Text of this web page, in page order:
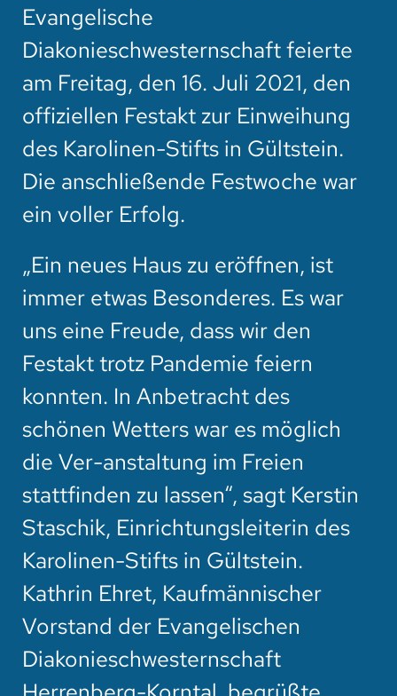
Evangelische
Diakonieschwesternschaft feierte
am Freitag, den 16. Juli 2021, den
offiziellen Festakt zur Einweihung
des Karolinen-Stifts in Gültstein.
Die anschließende Festwoche war
ein voller Erfolg.
„Ein neues Haus zu eröffnen, ist
immer etwas Besonderes. Es war
uns eine Freude, dass wir den
Festakt trotz Pandemie feiern
konnten. In Anbetracht des
schönen Wetters war es möglich
die Ver-anstaltung im Freien
stattfinden zu lassen“, sagt Kerstin
Staschik, Einrichtungsleiterin des
Karolinen-Stifts in Gültstein.
Kathrin Ehret, Kaufmännischer
Vorstand der Evangelischen
Diakonieschwesternschaft